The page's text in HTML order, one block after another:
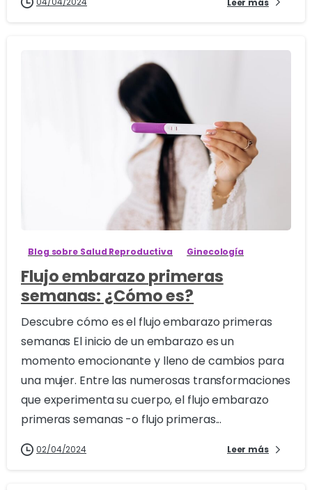
Blog sobre Salud Reproductiva Ginecología
Flujo embarazo primeras
semanas: ¿Cómo es?
Descubre cómo es el flujo embarazo primeras
semanas El inicio de un embarazo es un
momento emocionante y lleno de cambios para
una mujer. Entre las numerosas transformaciones
que experimenta su cuerpo, el flujo embarazo
primeras semanas -o flujo primeras...
02/04/2024 Leer más